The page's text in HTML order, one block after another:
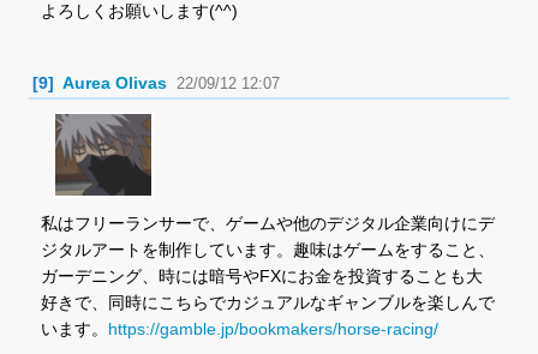
よろしくお願いします(^^)
[9] Aurea Olivas 22/09/12 12:07
私はフリーランサーで、ゲームや他のデジタル企業向けにデ
ジタルアートを制作しています。趣味はゲームをすること、
ガーデニング、時には暗号やFXにお金を投資することも大
好きで、同時にこちらでカジュアルなギャンブルを楽しんで
います。 https://gamble.jp/bookmakers/horse-racing/